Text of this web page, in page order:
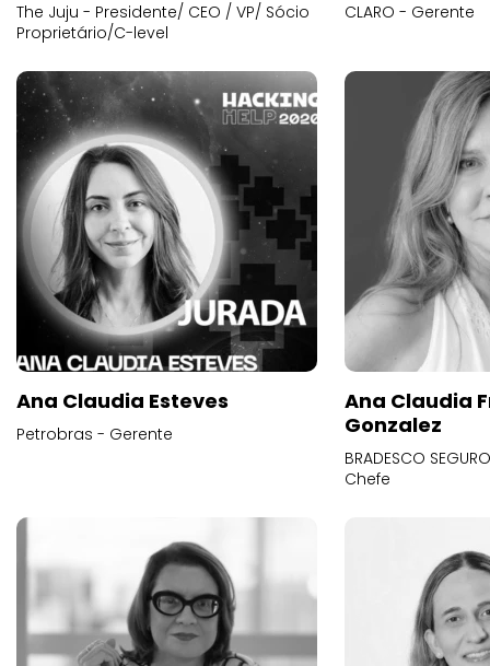
The Juju - Presidente/ CEO / VP/ Sócio
Proprietário/C-level
CLARO - Gerente
Ana Claudia Esteves
Petrobras - Gerente
Ana Claudia
Gonzalez
BRADESCO
Chefe